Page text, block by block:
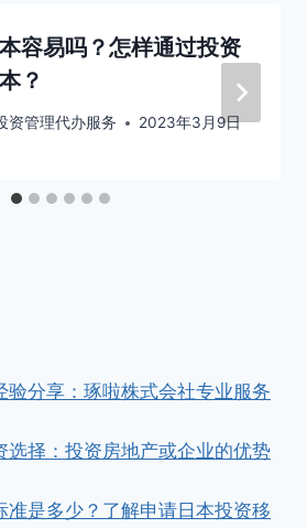
容易吗？怎样通过投资
？
资管理代办服务 2023年3月9日
验分享：琢啦株式会社专业服务
选择：投资房地产或企业的优势
准是多少？了解申请日本投资移